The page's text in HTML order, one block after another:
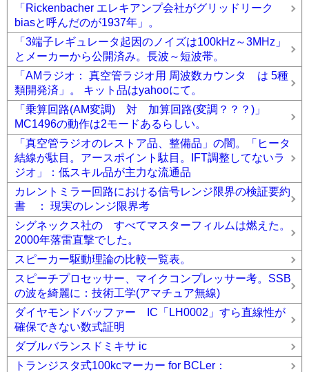
「Rickenbacher エレキアンプ会社がグリッドリーク
biasと呼んだのが1937年」。
「3端子レギュレータ起因のノイズは100kHz～3MHz」
とメーカーから公開済み。長波～短波帯。
「AMラジオ： 真空管ラジオ用 周波数カウンタ は 5種
類開発済」。 キット品はyahooにて。
「乗算回路(AM変調) 対 加算回路(変調？？？)」
MC1496の動作は2モードあるらしい。
「真空管ラジオのレストア品、整備品」の闇。「ヒータ
結線が駄目。アースポイント駄目。IFT調整してないラ
ジオ」：低スキル品が主力な流通品
カレントミラー回路における信号レンジ限界の検証要約
書 ： 現実のレンジ限界考
シグネックス社の すべてマスターフィルムは燃えた。
2000年落雷直撃でした。
スピーカー駆動理論の比較一覧表。
スピーチプロセッサー、マイクコンプレッサー考。SSB
の波を綺麗に：技術工学(アマチュア無線)
ダイヤモンドバッファー IC「LH0002」すら直線性が
確保できない数式証明
ダブルバランスドミキサ ic
トランジスタ式100kcマーカー for BCLer：